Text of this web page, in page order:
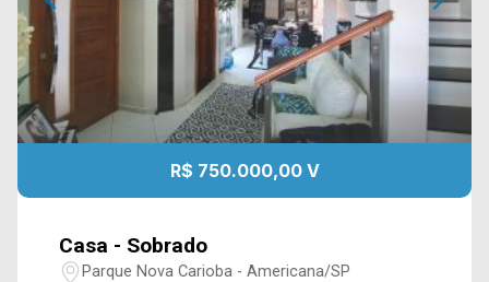
R$ 750.000,00 V
Casa - Sobrado
Parque Nova Carioba - Americana/SP